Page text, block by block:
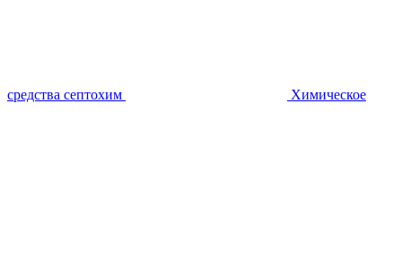
средства септохим Химическое